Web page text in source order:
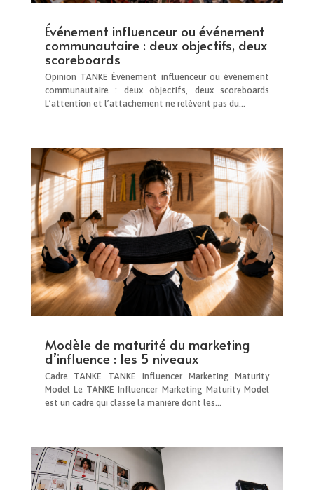
Événement influenceur ou événement
communautaire : deux objectifs, deux
scoreboards
Opinion TANKE Événement influenceur ou événement
communautaire : deux objectifs, deux scoreboards
L’attention et l’attachement ne relèvent pas du...
Modèle de maturité du marketing
d’influence : les 5 niveaux
Cadre TANKE TANKE Influencer Marketing Maturity
Model Le TANKE Influencer Marketing Maturity Model
est un cadre qui classe la manière dont les...